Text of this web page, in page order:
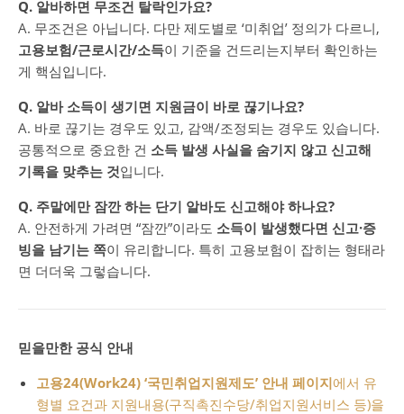
Q. 알바하면 무조건 탈락인가요?
A. 무조건은 아닙니다. 다만 제도별로 ‘미취업’ 정의가 다르니,
고용보험/근로시간/소득이 기준을 건드리는지부터 확인하는
게 핵심입니다.
Q. 알바 소득이 생기면 지원금이 바로 끊기나요?
A. 바로 끊기는 경우도 있고, 감액/조정되는 경우도 있습니다.
공통적으로 중요한 건 소득 발생 사실을 숨기지 않고 신고해
기록을 맞추는 것입니다.
Q. 주말에만 잠깐 하는 단기 알바도 신고해야 하나요?
A. 안전하게 가려면 “잠깐”이라도 소득이 발생했다면 신고·증
빙을 남기는 쪽이 유리합니다. 특히 고용보험이 잡히는 형태라
면 더더욱 그렇습니다.
믿을만한 공식 안내
고용24(Work24) ‘국민취업지원제도’ 안내 페이지에서 유
형별 요건과 지원내용(구직촉진수당/취업지원서비스 등)을